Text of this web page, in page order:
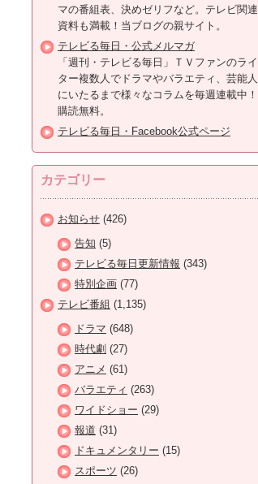
マの番組表、決めゼリフなど。テレビ関連
資料も満載！当ブログの親サイト。
テレビる毎日・公式メルマガ
「週刊・テレビる毎日」ＴＶファンのライ
ター複数人でドラマやバラエティ、芸能人
にいたるまで様々なコラムを毎週連載中！
購読無料。
テレビる毎日・Facebook公式ページ
カテゴリー
お知らせ (426)
告知 (5)
テレビる毎日更新情報 (343)
特別企画 (77)
テレビ番組 (1,135)
ドラマ (648)
時代劇 (27)
アニメ (61)
バラエティ (263)
ワイドショー (29)
報道 (31)
ドキュメンタリー (15)
スポーツ (26)